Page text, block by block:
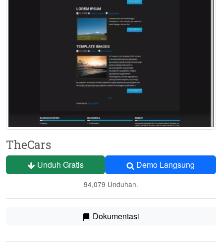
TheCars
Unduh Gratis Demo Langsung
94,079 Unduhan.
Dokumentasi